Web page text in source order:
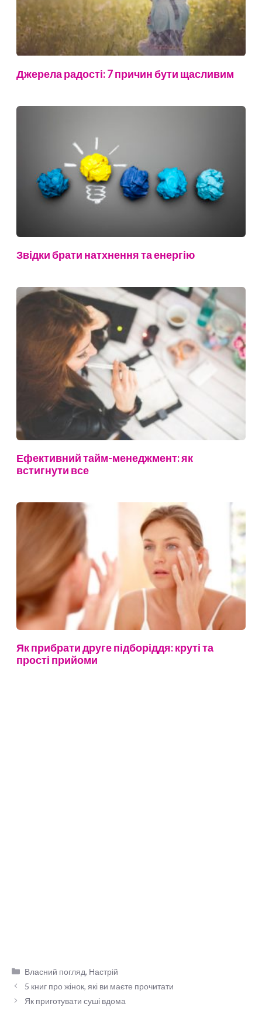
Джерела радості: 7 причин бути щасливим
Звідки брати натхнення та енергію
Ефективний тайм-менеджмент: як
встигнути все
Як прибрати друге підборіддя: круті та
прості прийоми
Категорії
Власний погляд, Настрій
5 книг про жінок, які ви маєте прочитати
Як приготувати суші вдома